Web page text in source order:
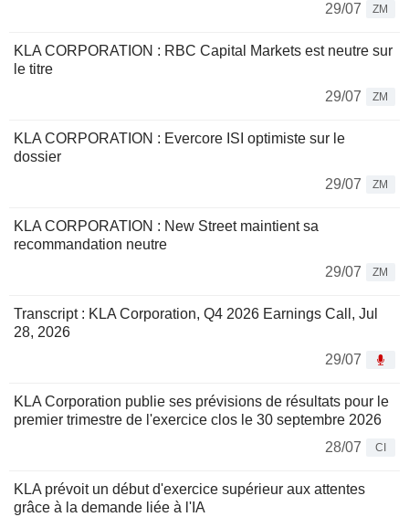
29/07
ZM
KLA CORPORATION : RBC Capital Markets est neutre sur
le titre
29/07
ZM
KLA CORPORATION : Evercore ISI optimiste sur le
dossier
29/07
ZM
KLA CORPORATION : New Street maintient sa
recommandation neutre
29/07
ZM
Transcript : KLA Corporation, Q4 2026 Earnings Call, Jul
28, 2026
29/07
KLA Corporation publie ses prévisions de résultats pour le
premier trimestre de l'exercice clos le 30 septembre 2026
28/07
CI
KLA prévoit un début d'exercice supérieur aux attentes
grâce à la demande liée à l'IA